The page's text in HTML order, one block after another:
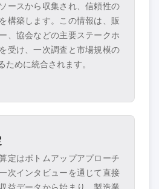
ースから収集され、信頼性の
構築します。この情報は、販
、協会などの主要ステークホ
受け、一次調査と市場規模の
ために統合されます。
定はボトムアップアプローチ
次インタビューを通じて直接